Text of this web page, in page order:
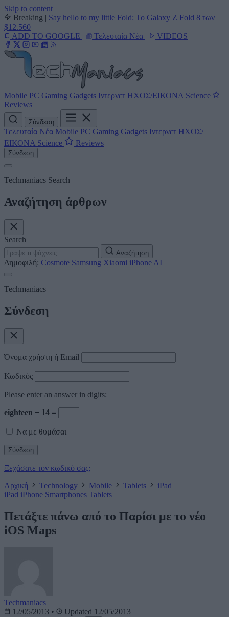
Skip to content
Breaking | Say hello to my little Fold: Το Galaxy Z Fold 8 των
$12.560
ADD TO GOOGLE | Τελευταία Νέα | VIDEOS
Mobile PC Gaming Gadgets Ιντερνετ ΗΧΟΣ/ΕΙΚΟΝΑ Science
Reviews
Σύνδεση
Τελευταία Νέα Mobile PC Gaming Gadgets Ιντερνετ ΗΧΟΣ/
ΕΙΚΟΝΑ Science Reviews
Σύνδεση
Techmaniacs Search
Αναζήτηση άρθρων
Search
Αναζήτηση
Δημοφιλή: Cosmote Samsung Xiaomi iPhone AI
Techmaniacs
Σύνδεση
Όνομα χρήστη ή Email
Κωδικός
Please enter an answer in digits:
eighteen − 14 =
Να με θυμάσαι
Ξεχάσατε τον κωδικό σας;
Αρχική
Technology Mobile Tablets
iPad
iPad iPhone Smartphones Tablets
Πετάξτε πάνω από το Παρίσι με το νέο
iOS Maps
Techmaniacs
12/05/2013 •
Updated 12/05/2013